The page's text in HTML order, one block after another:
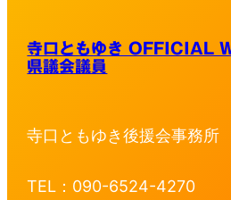
寺口ともゆき OFFICIAL
県議会議員
寺口ともゆき後援会事務所
TEL：090-6524-4270